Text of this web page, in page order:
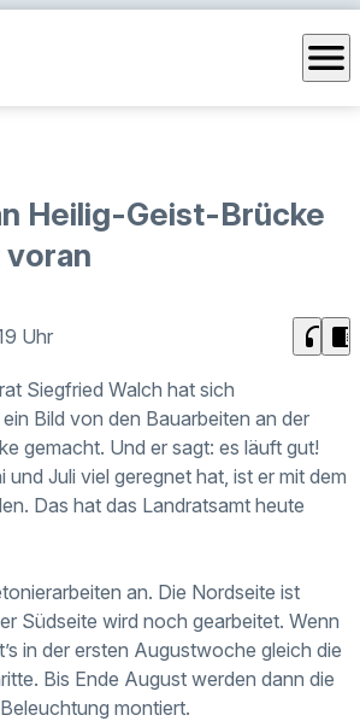
menu
Heilig-Geist-Brücke
Uhr headphones chrome_reader_mode
Siegfried Walch hat sich
Bild von den Bauarbeiten an der
gemacht. Und er sagt: es läuft gut!
und Juli viel geregnet hat, ist er mit dem
Das hat das Landratsamt heute
an. Die Nordseite ist
Südseite wird noch gearbeitet. Wenn
in der ersten Augustwoche gleich die
Bis Ende August werden dann die
montiert.